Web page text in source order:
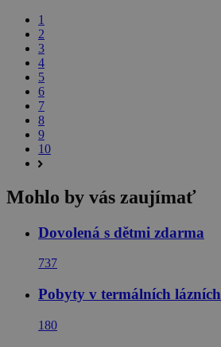
1
2
3
4
5
6
7
8
9
10
Mohlo by vás zaujímať
Dovolená s dětmi zdarma
737
Pobyty v termálních lázních
180